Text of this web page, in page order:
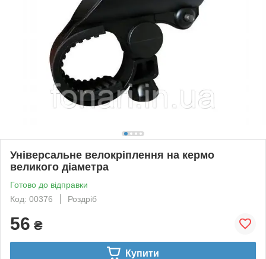
Універсальне велокріплення на кермо
великого діаметра
Готово до відправки
Код: 00376
Роздріб
56 ₴
Купити